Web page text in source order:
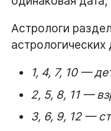
Астрологи
1, 4, 7, 10 —
2, 5, 8, 11 —
3, 6, 9, 12 —